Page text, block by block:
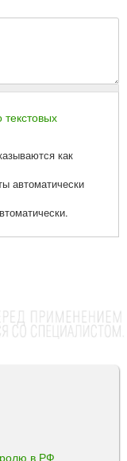
как
автоматически
в РФ